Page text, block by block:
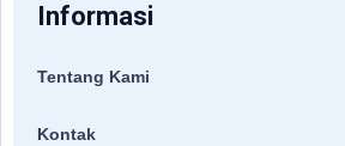
Informasi
Tentang Kami
Kontak